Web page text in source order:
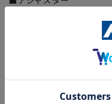
プリーツラインが取れに